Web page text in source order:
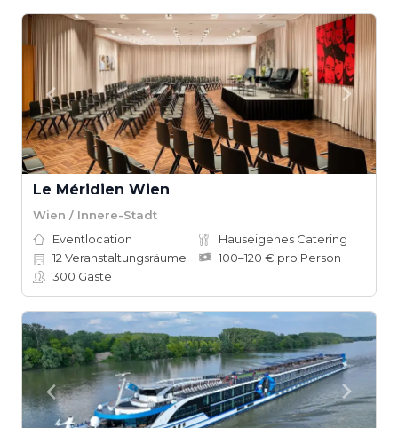
Le Méridien Wien
Wien / Innere-Stadt
Eventlocation
Hauseigenes Catering
12 Veranstaltungsräume
100–120 € pro Person
300 Gäste